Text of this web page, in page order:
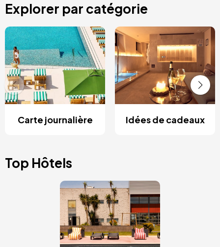
Explorer par catégorie
Carte journalière Idées de cadeaux
Top Hôtels
Image